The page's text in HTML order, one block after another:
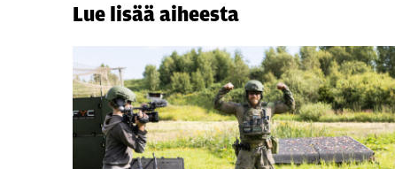
Lue lisää aiheesta